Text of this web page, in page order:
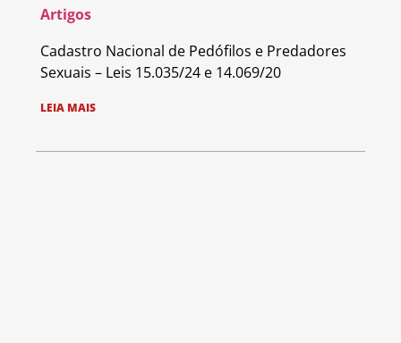
Artigos
Cadastro Nacional de Pedófilos e Predadores
Sexuais – Leis 15.035/24 e 14.069/20
LEIA MAIS